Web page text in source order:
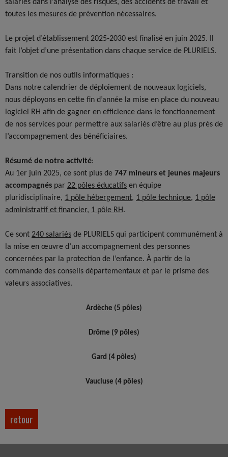
salariés dans l’analyse des risques, des accidents de travail et
toutes les mesures de prévention nécessaires.
Le projet d’établissement 2025-2030 est finalisé en juin 2025. Il
fait l’objet d’une présentation dans chaque service de PLURIELS.
Transition de nos outils informatiques :
Dans notre calendrier de déploiement de nouveaux logiciels,
nous déployons en cette fin d’année la mise en place du nouveau
logiciel RH afin de gagner en efficience dans le fonctionnement
de nos services pour permettre aux salariés d’être au plus près de
l’accompagnement des bénéficiaires.
Résumé de notre activité:
Au 1er juin 2025, ce sont plus de 747 mineurs et jeunes majeurs
accompagnés par 22 pôles éducatifs en équipe
pluridisciplinaire, 1 pôle hébergement, 1 pôle technique, 1 pôle
administratif et financier, 1 pôle RH.
Ce sont 240 salariés de PLURIELS qui participent communément à
la mise en œuvre d’un accompagnement des personnes
concernées par la protection de l’enfance. À partir de la
commande des conseils départementaux et par le prisme des
valeurs associatives.
Ardèche (5 pôles)
Drôme (9 pôles)
Gard (4 pôles)
Vaucluse (4 pôles)
retour